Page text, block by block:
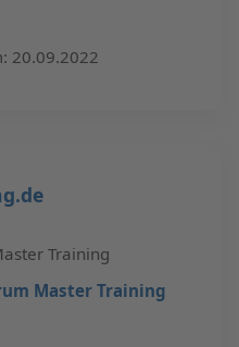
20.09.2022
Training
Master Training